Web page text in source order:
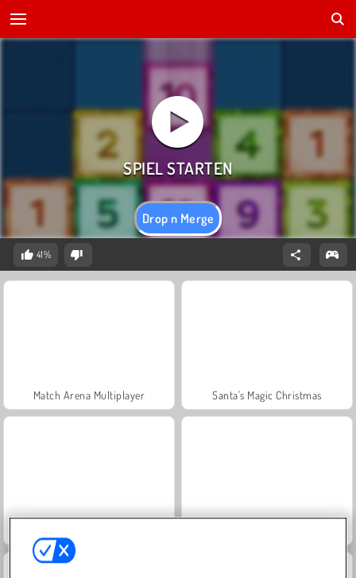
Drop n Merge
41%
Match Arena Multiplayer Santa's Magic Christmas